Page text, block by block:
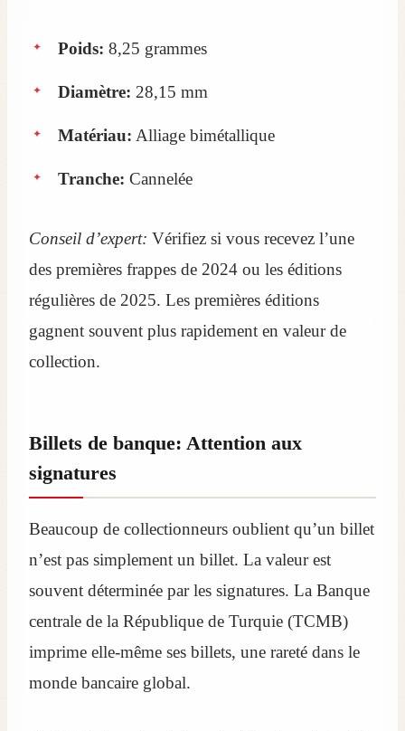
Poids: 8,25 grammes
Diamètre: 28,15 mm
Matériau: Alliage bimétallique
Tranche: Cannelée
Conseil d’expert: Vérifiez si vous recevez l’une
des premières frappes de 2024 ou les éditions
régulières de 2025. Les premières éditions
gagnent souvent plus rapidement en valeur de
collection.
Billets de banque: Attention aux
signatures
Beaucoup de collectionneurs oublient qu’un billet
n’est pas simplement un billet. La valeur est
souvent déterminée par les signatures. La Banque
centrale de la République de Turquie (TCMB)
imprime elle-même ses billets, une rareté dans le
monde bancaire global.